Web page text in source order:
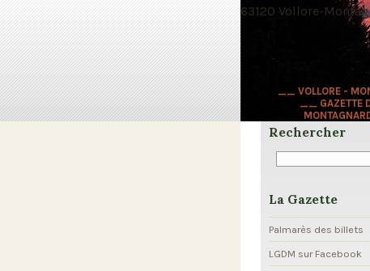
__ VOLLORE -
__ GAZETTE
63120 Vollore-
Rechercher
La Gazette
Palmarès des billets
LGDM sur Facebook